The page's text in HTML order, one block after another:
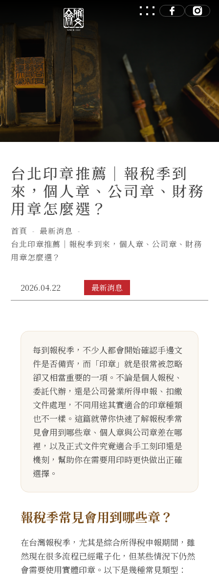
台北印章推薦｜報稅季到
來，個人章、公司章、財務
用章怎麼選？
首頁
最新消息
台北印章推薦｜報稅季到來，個人章、公司章、財務
用章怎麼選？
2026.04.22 最新消息
每到報稅季，不少人都會開始確認手邊文
件是否備齊，而「印章」就是很常被忽略
卻又相當重要的一項。不論是個人報稅、
委託代辦，還是公司營業所得申報、扣繳
文件處理，不同用途其實適合的印章種類
也不一樣。這篇就帶你快速了解報稅季常
見會用到哪些章、個人章與公司章差在哪
裡，以及正式文件究竟適合手工刻印還是
機刻，幫助你在需要用印時更快做出正確
選擇。
報稅季常見會用到哪些章？
在台灣報稅季，尤其是綜合所得稅申報期間，雖
然現在很多流程已經電子化，但某些情況下仍然
會需要使用實體印章。以下是幾種常見類型：